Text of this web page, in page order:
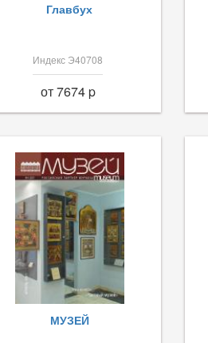
Главбух
Индекс Э40708
от 7674 p
МУЗЕЙ